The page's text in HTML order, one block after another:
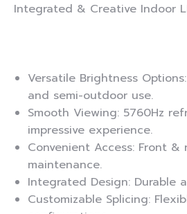
Integrated & Creative Indoor
Versatile Brightness
and semi-outdoor use.
Smooth Viewing: 5760Hz
impressive experience.
Convenient Access: Front
maintenance.
Integrated Design: Durable
Customizable Splicing: